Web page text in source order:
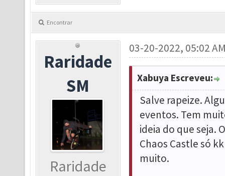
Encontrar
Raridade
SM
Raridade
03-20-2022, 05:02
Xabuya Escreveu:
Salve rapeize.
eventos. Tem
ideia do que seja.
Chaos Castle só
muito.